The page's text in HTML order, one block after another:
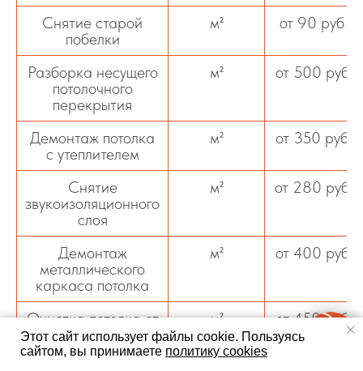
Снятие старой
побелки
м² от 90 руб
Разборка несущего
потолочного
перекрытия
м² от 500 руб
Демонтаж потолка
с утеплителем
м² от 350 руб
Снятие
звукоизоляционного
слоя
м² от 280 руб
Демонтаж
металлического
каркаса потолка
м² от 400 руб
Очистка потолка от
битумной мастики
м² от 450 руб
Этот сайт использует файлы cookie. Пользуясь
сайтом, вы принимаете политику cookies